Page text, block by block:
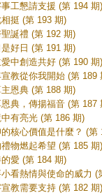
工懇請支援 (第 194 期)
挺 (第 193 期)
誕禮 (第 192 期)
是好日 (第 191 期)
中創造共好 (第 190 期)
教從你我開始 (第 189
恩典 (第 188 期)
典，傳揚福音 (第 187
有亮光 (第 186 期)
核心價值是什麼？ (第
物燃起希望 (第 185 期)
的愛 (第 184 期)
看熱情與使命的威力 (
教需要支持 (第 182 期)